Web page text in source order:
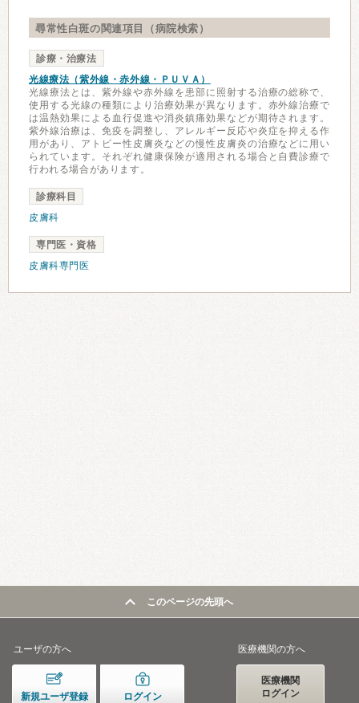
尋常性白斑の関連項目（病院検索）
診療・治療法
光線療法（紫外線・赤外線・ＰＵＶＡ）
光線療法とは、紫外線や赤外線を患部に照射する治療の総称で、
使用する光線の種類により治療効果が異なります。赤外線治療で
は温熱効果による血行促進や消炎鎮痛効果などが期待されます。
紫外線治療は、免疫を調整し、アレルギー反応や炎症を抑える作
用があり、アトピー性皮膚炎などの慢性皮膚炎の治療などに用い
られています。それぞれ健康保険が適用される場合と自費診療で
行われる場合があります。
診療科目
皮膚科
専門医・資格
皮膚科専門医
このページの先頭へ
ユーザの方へ
新規ユーザ登録 ログイン
医療機関の方へ
医療機関
ログイン